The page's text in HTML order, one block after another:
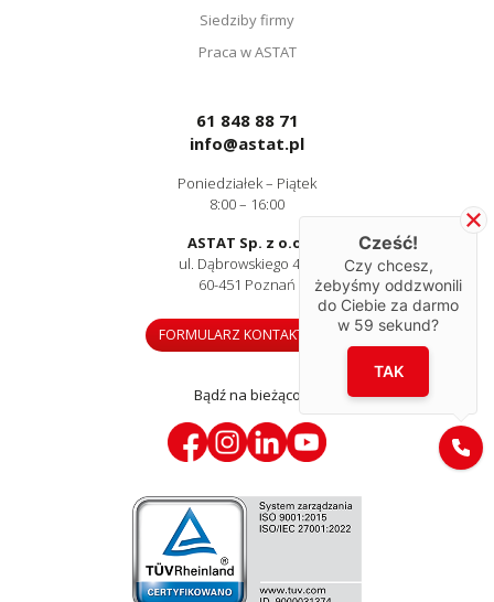
Siedziby firmy
Praca w ASTAT
61 848 88 71
info@astat.pl
Poniedziałek – Piątek
8:00 – 16:00
ASTAT Sp. z o.o.
ul. Dąbrowskiego 441
60-451 Poznań
FORMULARZ KONTAKTOWY
Bądź na bieżąco
Cześć!
Czy chcesz,
żebyśmy oddzwonili
do Ciebie za darmo
w 59 sekund?
TAK